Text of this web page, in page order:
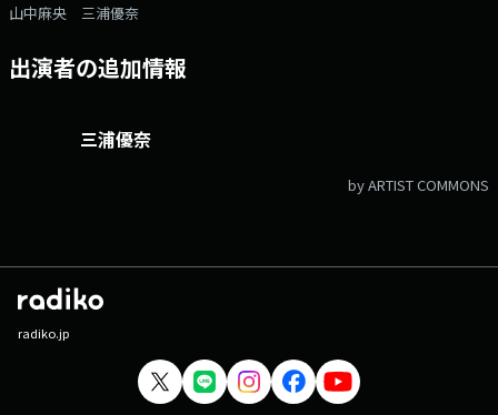
山中麻央 三浦優奈
出演者の追加情報
三浦優奈
by ARTIST COMMONS
radiko.jp